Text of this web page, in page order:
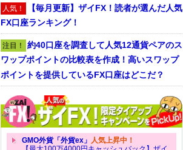
人気！ 【毎月更新】ザイFX！読者が選んだ人気
FX口座ランキング！
注目！ 約40口座を調査して人気12通貨ペアのス
ワップポイントの比較表を作成！高いスワップ
ポイントを提供しているFX口座はどこだ？
GMO外貨「外貨ex」 人気上昇中！